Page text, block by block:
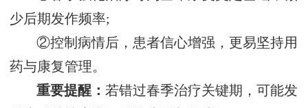
少后期发作频率;
②控制病情后，患者信心增强，更易坚持用
药与康复管理。
重要提醒‌：若错过春季治疗关键期，可能发